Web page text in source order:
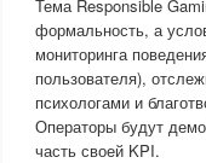
Тема Responsible
формальность, а
мониторинга
пользователя),
психологами и
Операторы будут
часть своей KPI.